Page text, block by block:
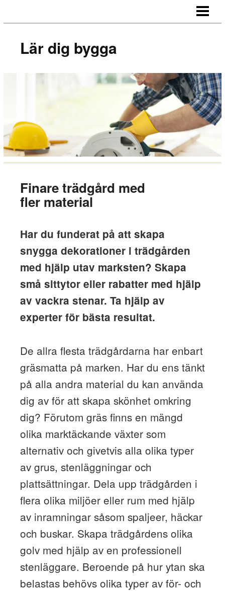
BYGG EGEN SÄNGGAVEL
BYGGA BORD AV LASTPALLAR
Lär dig bygga
Finare trädgård med
fler material
Har du funderat på att skapa
snygga dekorationer i trädgården
med hjälp utav marksten? Skapa
små sittytor eller rabatter med hjälp
av vackra stenar. Ta hjälp av
experter för bästa resultat.
De allra flesta trädgårdarna har enbart
gräsmatta på marken. Har du ens tänkt
på alla andra material du kan använda
dig av för att skapa skönhet omkring
dig? Förutom gräs finns en mängd
olika marktäckande växter som
alternativ och givetvis alla olika typer
av grus, stenläggningar och
plattsättningar. Dela upp trädgården i
flera olika miljöer eller rum med hjälp
av inramningar såsom spaljeer, häckar
och buskar. Skapa trädgårdens olika
golv med hjälp av en professionell
stenläggare. Beroende på hur ytan ska
belastas behövs olika typer av för- och